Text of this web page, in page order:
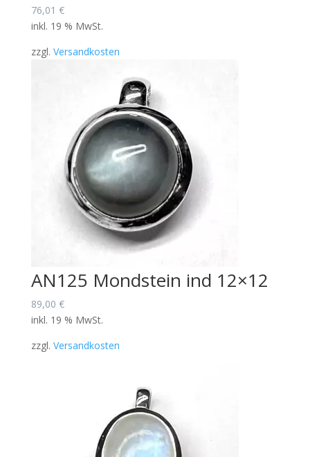
76,01 €
inkl. 19 % MwSt.
zzgl. Versandkosten
AN125 Mondstein ind 12×12
89,00 €
inkl. 19 % MwSt.
zzgl. Versandkosten